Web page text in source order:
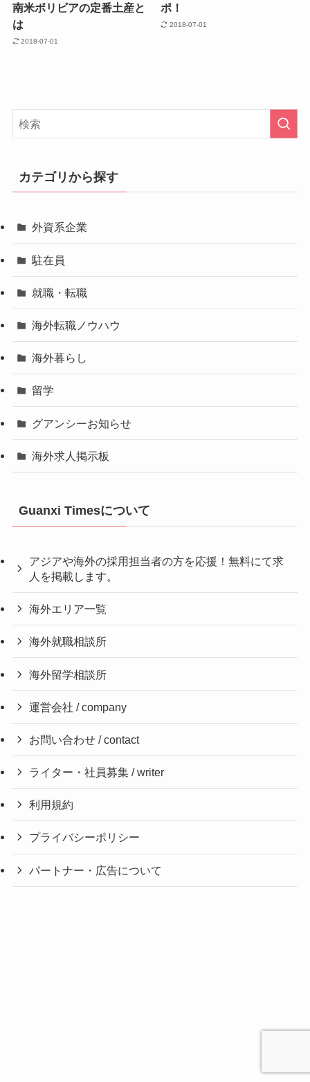
南米ボリビアの定番土産と
は
2018-07-01
ポ！
2018-07-01
カテゴリから探す
外資系企業
駐在員
就職・転職
海外転職ノウハウ
海外暮らし
留学
グアンシーお知らせ
海外求人掲示板
Guanxi Timesについて
アジアや海外の採用担当者の方を応援！無料にて求
人を掲載します。
海外エリア一覧
海外就職相談所
海外留学相談所
運営会社 / company
お問い合わせ / contact
ライター・社員募集 / writer
利用規約
プライバシーポリシー
パートナー・広告について